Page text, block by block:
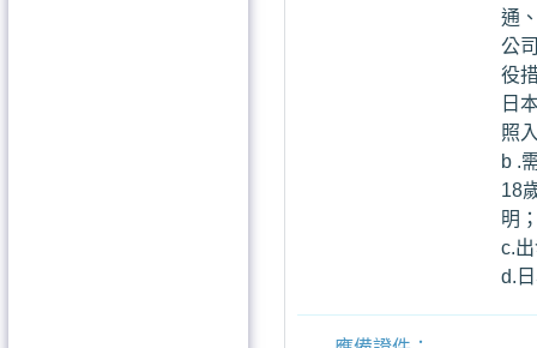
通
公
役
日
照
b .
18
明
c.
d.